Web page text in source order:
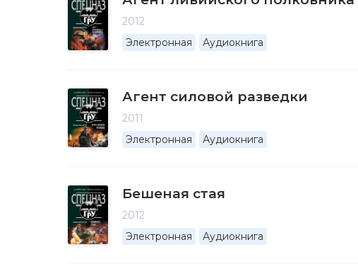
2012
Электронная
Аудиокнига
Агент силовой разведки
2011
Электронная
Аудиокнига
Бешеная стая
2012
Электронная
Аудиокнига